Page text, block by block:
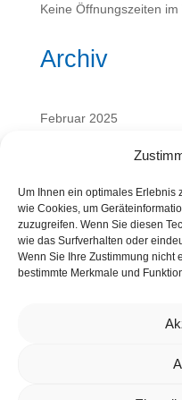
Um Ihnen ein optimales Erlebnis
wie Cookies, um
zuzugreifen. Wenn Sie diesen
wie das Surfverhalten oder
Wenn Sie Ihre Zustimmung nicht
bestimmte Merkmale und
Keine Öffnungszeiten im
Archiv
Februar 2025
Kategorien
Vergangene